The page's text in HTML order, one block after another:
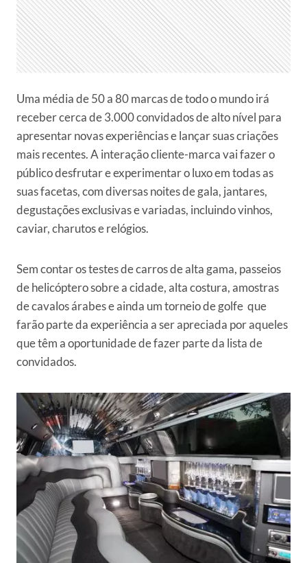
Uma média de 50 a 80 marcas de todo o mundo irá
receber cerca de 3.000 convidados de alto nível para
apresentar novas experiências e lançar suas criações
mais recentes. A interação cliente-marca vai fazer o
público desfrutar e experimentar o luxo em todas as
suas facetas, com diversas noites de gala, jantares,
degustações exclusivas e variadas, incluindo vinhos,
caviar, charutos e relógios.
Sem contar os testes de carros de alta gama, passeios
de helicóptero sobre a cidade, alta costura, amostras
de cavalos árabes e ainda um torneio de golfe que
farão parte da experiência a ser apreciada por aqueles
que têm a oportunidade de fazer parte da lista de
convidados.